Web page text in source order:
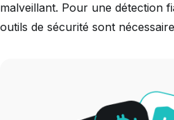
malveillant. Pour une détection
outils de sécurité sont